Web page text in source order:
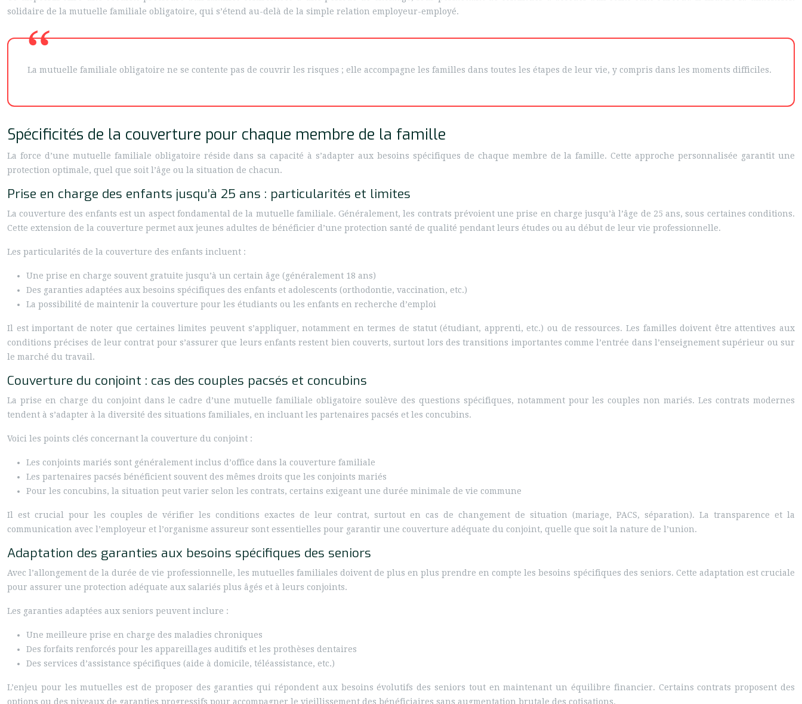
solidaire de la mutuelle familiale obligatoire, qui s’étend au-delà de la simple relation employeur-employé.
La mutuelle familiale obligatoire ne se contente pas de couvrir les risques ; elle accompagne les familles dans toutes les étapes de leur vie, y compris dans les moments difficiles.
Spécificités de la couverture pour chaque membre de la famille
La force d’une mutuelle familiale obligatoire réside dans sa capacité à s’adapter aux besoins spécifiques de chaque membre de la famille. Cette approche personnalisée garantit une
protection optimale, quel que soit l’âge ou la situation de chacun.
Prise en charge des enfants jusqu’à 25 ans : particularités et limites
La couverture des enfants est un aspect fondamental de la mutuelle familiale. Généralement, les contrats prévoient une prise en charge jusqu’à l’âge de 25 ans, sous certaines conditions.
Cette extension de la couverture permet aux jeunes adultes de bénéficier d’une protection santé de qualité pendant leurs études ou au début de leur vie professionnelle.
Les particularités de la couverture des enfants incluent :
Une prise en charge souvent gratuite jusqu’à un certain âge (généralement 18 ans)
Des garanties adaptées aux besoins spécifiques des enfants et adolescents (orthodontie, vaccination, etc.)
La possibilité de maintenir la couverture pour les étudiants ou les enfants en recherche d’emploi
Il est important de noter que certaines limites peuvent s’appliquer, notamment en termes de statut (étudiant, apprenti, etc.) ou de ressources. Les familles doivent être attentives aux
conditions précises de leur contrat pour s’assurer que leurs enfants restent bien couverts, surtout lors des transitions importantes comme l’entrée dans l’enseignement supérieur ou sur
le marché du travail.
Couverture du conjoint : cas des couples pacsés et concubins
La prise en charge du conjoint dans le cadre d’une mutuelle familiale obligatoire soulève des questions spécifiques, notamment pour les couples non mariés. Les contrats modernes
tendent à s’adapter à la diversité des situations familiales, en incluant les partenaires pacsés et les concubins.
Voici les points clés concernant la couverture du conjoint :
Les conjoints mariés sont généralement inclus d’office dans la couverture familiale
Les partenaires pacsés bénéficient souvent des mêmes droits que les conjoints mariés
Pour les concubins, la situation peut varier selon les contrats, certains exigeant une durée minimale de vie commune
Il est crucial pour les couples de vérifier les conditions exactes de leur contrat, surtout en cas de changement de situation (mariage, PACS, séparation). La transparence et la
communication avec l’employeur et l’organisme assureur sont essentielles pour garantir une couverture adéquate du conjoint, quelle que soit la nature de l’union.
Adaptation des garanties aux besoins spécifiques des seniors
Avec l’allongement de la durée de vie professionnelle, les mutuelles familiales doivent de plus en plus prendre en compte les besoins spécifiques des seniors. Cette adaptation est cruciale
pour assurer une protection adéquate aux salariés plus âgés et à leurs conjoints.
Les garanties adaptées aux seniors peuvent inclure :
Une meilleure prise en charge des maladies chroniques
Des forfaits renforcés pour les appareillages auditifs et les prothèses dentaires
Des services d’assistance spécifiques (aide à domicile, téléassistance, etc.)
L’enjeu pour les mutuelles est de proposer des garanties qui répondent aux besoins évolutifs des seniors tout en maintenant un équilibre financier. Certains contrats proposent des
options ou des niveaux de garanties progressifs pour accompagner le vieillissement des bénéficiaires sans augmentation brutale des cotisations.